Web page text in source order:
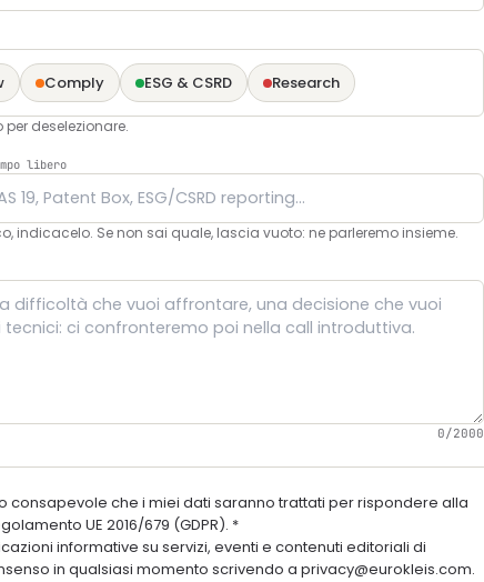
Comply ESG & CSRD Research
deselezionare.
libero
indicacelo. Se non sai quale, lascia vuoto: ne parleremo insieme.
0/2000
consapevole che i miei dati saranno trattati per rispondere alla
UE 2016/679 (GDPR). *
informative su servizi, eventi e contenuti editoriali di
in qualsiasi momento scrivendo a privacy@eurokleis.com.